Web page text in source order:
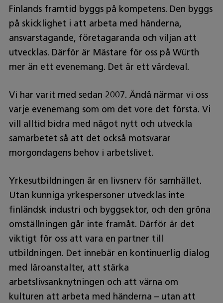
Finlands framtid byggs på kompetens. Den byggs
på skicklighet i att arbeta med händerna,
ansvarstagande, företagaranda och viljan att
utvecklas. Därför är Mästare för oss på Würth
mer än ett evenemang. Det är ett värdeval.
Vi har varit med sedan 2007. Ändå närmar vi oss
varje evenemang som om det vore det första. Vi
vill alltid bidra med något nytt och utveckla
samarbetet så att det också motsvarar
morgondagens behov i arbetslivet.
Yrkesutbildningen är en livsnerv för samhället.
Utan kunniga yrkespersoner utvecklas inte
finländsk industri och byggsektor, och den gröna
omställningen går inte framåt. Därför är det
viktigt för oss att vara en partner till
utbildningen. Det innebär en kontinuerlig dialog
med läroanstalter, att stärka
arbetslivsanknytningen och att värna om
kulturen att arbeta med händerna – utan att